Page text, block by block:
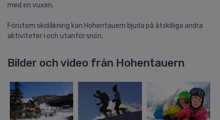
med en vuxen.
Förutom skidåkning kan Hohentauern bjuda på åtskilliga andra
aktiviteter i och utanför snön.
Bilder och video från Hohentauern